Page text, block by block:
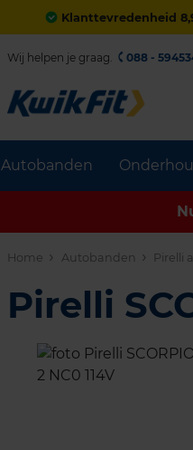
Klanttevredenheid
Autobanden
Wij helpen je graag. 088 -
Home Autobanden Pirelli
Pirelli